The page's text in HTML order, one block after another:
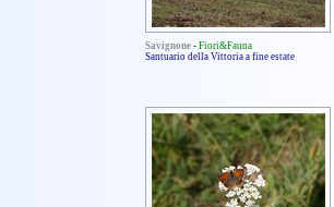
Savignone - Fiori&Fauna
Santuario della Vittoria a fine estate